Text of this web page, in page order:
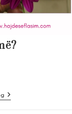
Do
Ndihmë?